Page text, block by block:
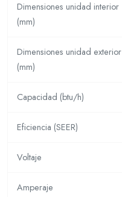
Dimensiones unidad interior
(mm)
Dimensiones unidad exterior
(mm)
Capacidad (btu/h)
Eficiencia (SEER)
Voltaje
Amperaje